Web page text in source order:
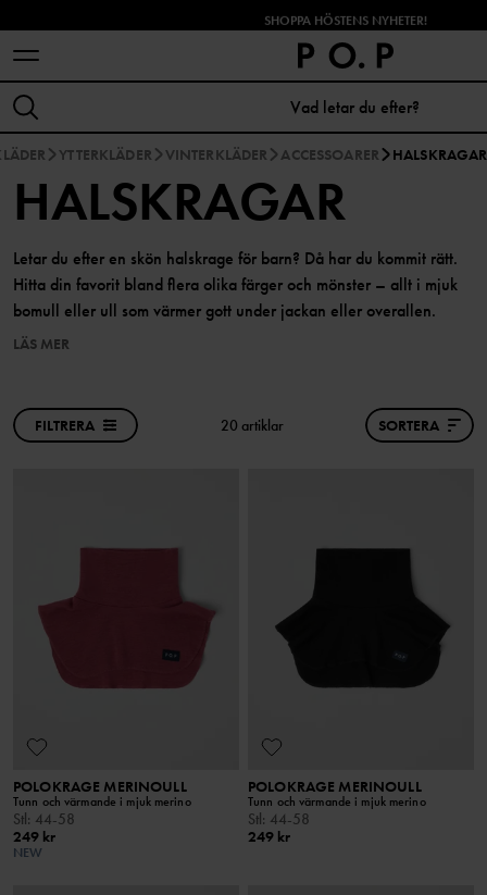
SHOPPA HÖSTENS NYHETER!
YTTERKLÄDER VINTERKLÄDER ACCESSOARER HALSKRAGAR
HALSKRAGAR
Letar du efter en skön halskrage för barn? Då har du kommit rätt.
Hitta din favorit bland flera olika färger och mönster – allt i mjuk
bomull eller ull som värmer gott under jackan eller overallen.
LÄS MER
FILTRERA 20 artiklar SORTERA
POLOKRAGE MERINOULL
Tunn och värmande i mjuk merino
Stl : 44-58
249 kr
NEW
POLOKRAGE MERINOULL
Tunn och värmande i mjuk merino
Stl : 44-58
249 kr